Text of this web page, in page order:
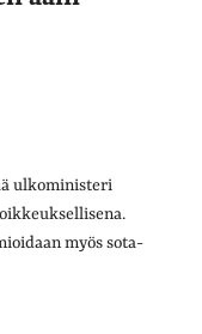
ulkoministeri
myös sota-